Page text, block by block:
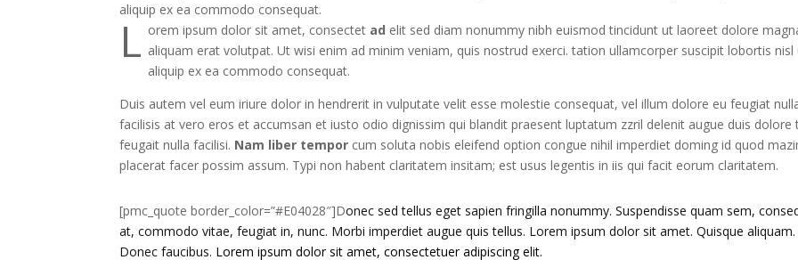
aliquip ex ea commodo consequat.
L orem ipsum dolor sit amet, consectet ad elit sed diam nonummy nibh euismod tincidunt ut laoreet dolore
aliquam erat volutpat. Ut wisi enim ad minim veniam, quis nostrud exerci. tation ullamcorper suscipit lobortis nisl
aliquip ex ea commodo consequat.
Duis autem vel eum iriure dolor in hendrerit in vulputate velit esse molestie consequat, vel illum dolore eu feugiat
facilisis at vero eros et accumsan et iusto odio dignissim qui blandit praesent luptatum zzril delenit augue duis dolore
feugait nulla facilisi. Nam liber tempor cum soluta nobis eleifend option congue nihil imperdiet doming id quod
placerat facer possim assum. Typi non habent claritatem insitam; est usus legentis in iis qui facit eorum claritatem.
[pmc_quote border_color=”#E04028″]Donec sed tellus eget sapien fringilla nonummy.Suspendisse quam sem,
at, commodo vitae, feugiat in, nunc. Morbi imperdiet augue quis tellus. Lorem ipsum dolor sit amet. Quisque aliquam.
Donec faucibus. Lorem ipsum dolor sit amet, consectetuer adipiscing elit.